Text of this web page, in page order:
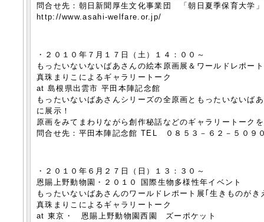
問合せ先：朝日新聞厚生文化事業団 「朝日夏季保育大
http://www.asahi-welfare.or.jp/
・２０１０年７月１７日（土）１４：００～
もったいないないばあさんの絵本原画展＆ワールドレポー
真珠まりこによるギャラリートーク
at 島根県出雲市 平田本陣記念館
もったいないばあさんシリーズの全原画ともったいないば
に展示！
原画をみてまわりながら創作秘話などのギャラリートーク
問合せ先：平田本陣記念館 TEL ０８５３－６２－５０９
・２０１０年６月２７日（日）１３：３０～
恩賜上野動物園・２０１０ 国際生物多様性年イベント
もったいないばあさんのワールドレポート展｢生きものがき
真珠まりこによるギャラリートーク
at 東京・ 恩賜上野動物園西園 ズーポケット